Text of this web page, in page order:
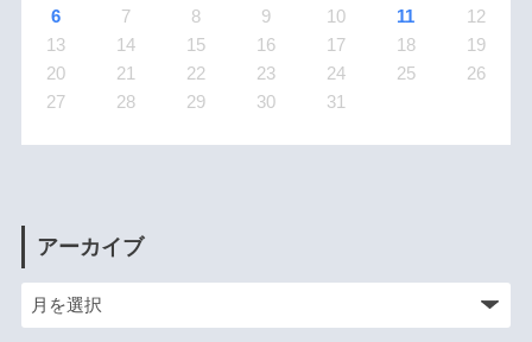
6
7 8 9 10 11
12
13
14 15 16 17 18
19
20
21 22 23 24 25
26
27
28 29 30 31
アーカイブ